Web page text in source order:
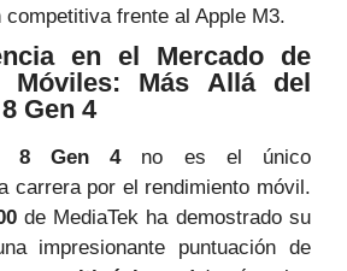
frente al Apple M3.
en el Mercado de
Móviles: Más Allá del
Gen 4
8 Gen 4no es el único
carrera por el rendimiento móvil.
de MediaTek ha demostrado su
impresionante puntuación de